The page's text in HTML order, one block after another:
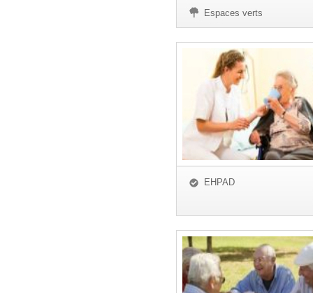
Espaces verts
EHPAD